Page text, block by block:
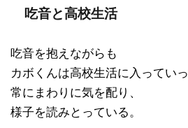
吃音と高校生活
吃音を抱えながらも
カボくんは高校生活に入っていっ
常にまわりに気を配り、
様子を読みとっている。